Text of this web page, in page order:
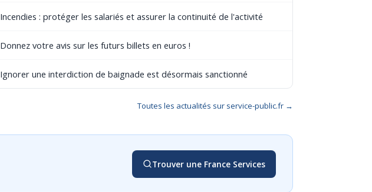
Incendies : protéger les salariés et assurer la continuité de l'activité
Donnez votre avis sur les futurs billets en euros !
Ignorer une interdiction de baignade est désormais sanctionné
Toutes les actualités sur service-public.fr →
Trouver une France Services